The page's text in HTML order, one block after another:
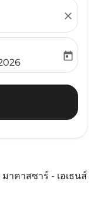
close
return-date-
today
มาคาสซาร์ - เอเธนส์